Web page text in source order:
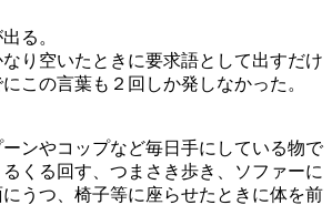
る。
り空いたときに要求語として出すだけ
この言葉も２回しか発しなかった。
ーンやコップなど毎日手にしている物で
くる回す、つまさき歩き、ソファーに
うつ、椅子等に座らせたときに体を前